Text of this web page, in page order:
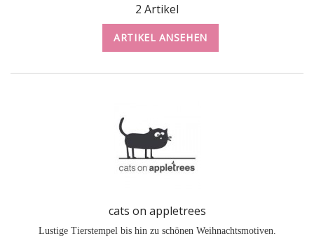
2 Artikel
ARTIKEL ANSEHEN
cats on appletrees
Lustige Tierstempel bis hin zu schönen Weihnachtsmotiven.